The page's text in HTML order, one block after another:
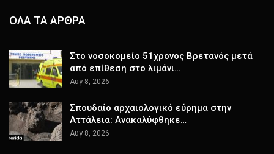
ΟΛΑ ΤΑ ΑΡΘΡΑ
Στο νοσοκομείο 51χρονος Βρετανός μετά
από επίθεση στο λιμάνι…
Αυγ 8, 2026
Σπουδαίο αρχαιολογικό εύρημα στην
Αττάλεια: Ανακαλύφθηκε…
Αυγ 8, 2026